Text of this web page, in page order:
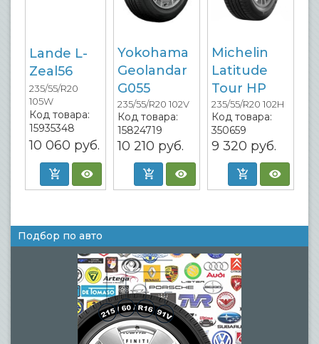
Lande L-
Zeal56
235/55/R20
105W
Код товара:
15935348
10 060 руб.
Yokohama
Geolandar
G055
235/55/R20 102V
Код товара:
15824719
10 210 руб.
Michelin
Latitude
Tour HP
235/55/R20 102H
Код товара:
350659
9 320 руб.
Подбор по авто